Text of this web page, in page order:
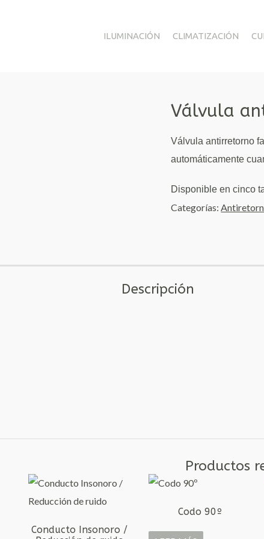
ILUMINACIÓN CLIMATIZACIÓN
Válvula
Válvula antirretorno
automáticamente
Disponible en cinco
Categorías:
Descripción
Productos
Conducto Insonoro /
Codo 90º